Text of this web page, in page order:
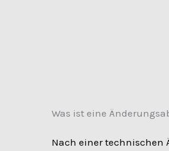
Was ist eine
Nach einer technischen